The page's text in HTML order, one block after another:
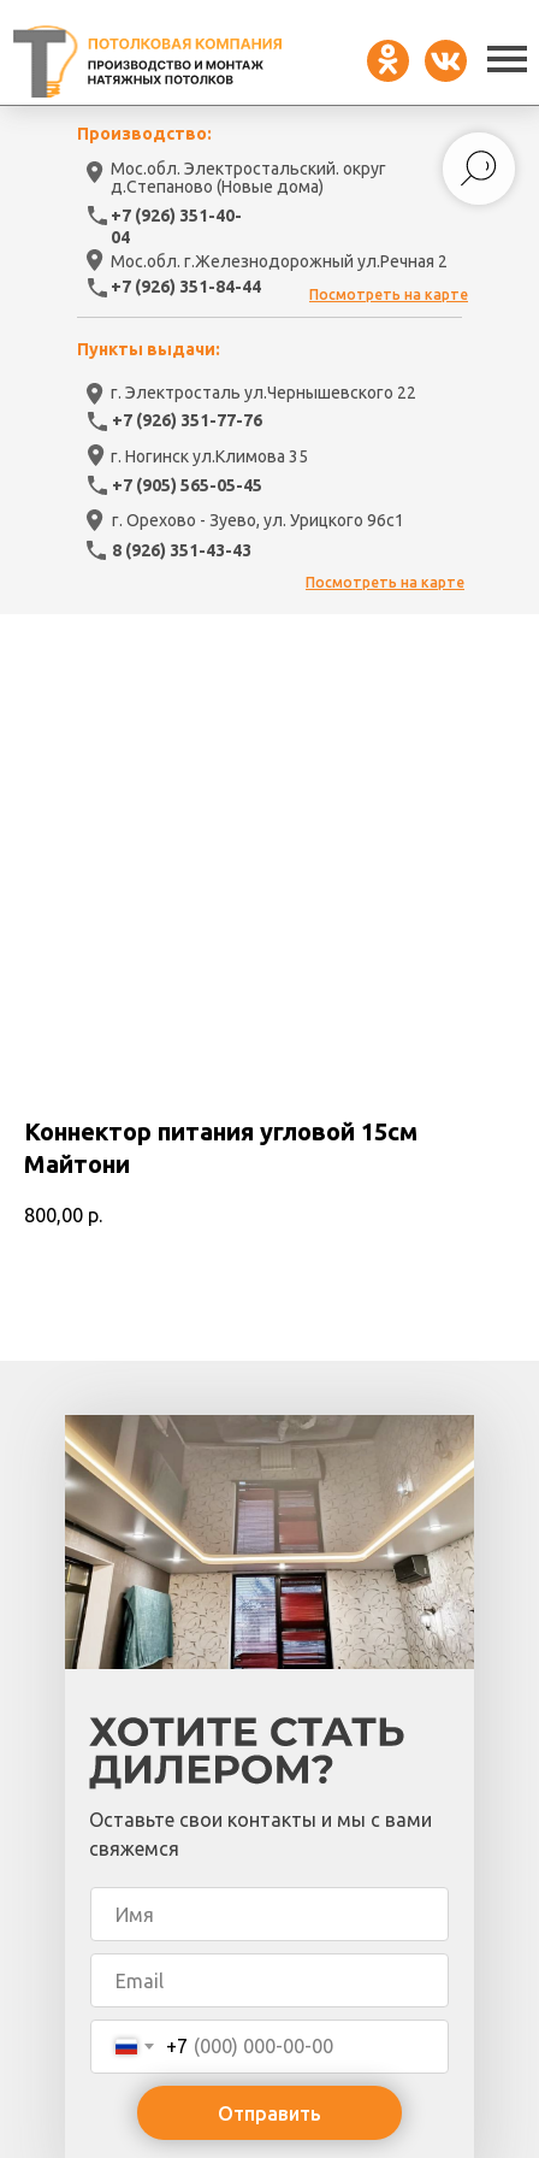
г. Ногинск ул.Климова 35
+7 (905) 565-05-45
г. Орехово - Зуево, ул. Урицкого 96с1
8 (926) 351-43-43
Мос.обл. Электростальский. округ
д.Степаново (Новые дома)
г. Электросталь ул.Чернышевского 22
Мос.обл. г.Железнодорожный ул.Речная 2
Производство:
Пункты выдачи:
+7 (926) 351-40-
04
+7 (926) 351-84-44
+7 (926) 351-77-76
Посмотреть на карте
Посмотреть на карте
Коннектор питания угловой 15см
Майтони
800,00 р.
+7
Отправить
Оставьте свои контакты и мы с вами
свяжемся